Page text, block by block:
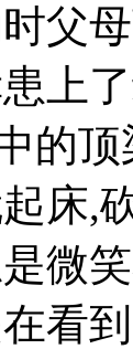
父
上
的
床,
微
看